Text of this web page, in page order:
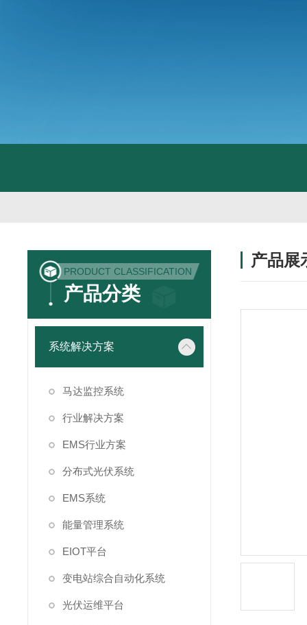
产品展
PRODUCT CLASSIFICATION
产品分类
系统解决方案
马达监控系统
行业解决方案
EMS行业方案
分布式光伏系统
EMS系统
能量管理系统
EIOT平台
变电站综合自动化系统
光伏运维平台